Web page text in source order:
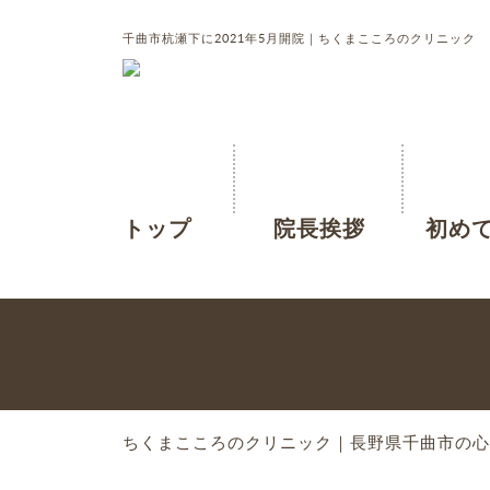
千曲市杭瀬下に2021年5月開院｜ちくまこころのクリニック
トップ 院長挨拶 初め
ちくまこころのクリニック｜長野県千曲市の